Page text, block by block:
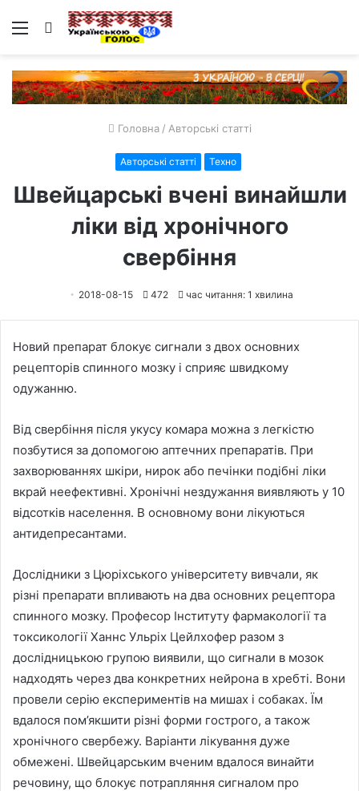
Меню Пошук
Головна / Авторські статті
Авторські статті Техно
Швейцарські вчені винайшли
ліки від хронічного
свербіння
2018-08-15 472 час читання: 1 хвилина
Новий препарат блокує сигнали з двох основних
рецепторів спинного мозку і сприяє швидкому
одужанню.
Від свербіння після укусу комара можна з легкістю
позбутися за допомогою аптечних препаратів. При
захворюваннях шкіри, нирок або печінки подібні ліки
вкрай неефективні. Хронічні нездужання виявляють у 10
відсотків населення. В основному вони лікуються
антидепресантами.
Дослідники з Цюріхського університету вивчали, як
різні препарати впливають на два основних рецептора
спинного мозку. Професор Інституту фармакології та
токсикології Ханнс Ульріх Цейлхофер разом з
дослідницькою групою виявили, що сигнали в мозок
надходять через два конкретних нейрона в хребті. Вони
провели серію експериментів на мишах і собаках. Їм
вдалося пом’якшити різні форми гострого, а також
хронічного свербежу. Варіанти лікування дуже
обмежені. Швейцарським вченим вдалося винайти
речовину, що блокує потрапляння сигналом про